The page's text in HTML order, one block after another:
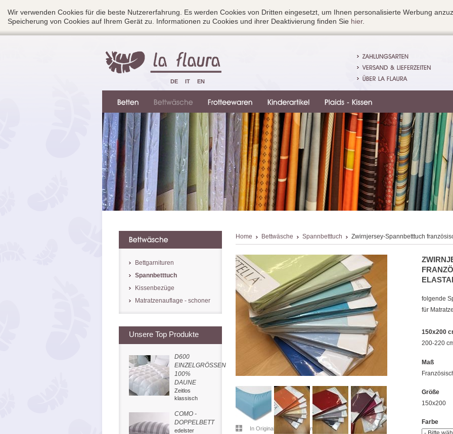
Wir verwenden Cookies für die beste Nutzererfahrung. Es werden Cookies von Dritten eingesetzt, um Ihnen personalisierte Werbung
Speicherung von Cookies auf Ihrem Gerät zu. Informationen zu Cookies und ihrer Deaktivierung finden Sie hier.
Home Bettwäsche Spannbetttuch Zwirnjersey-Spannbetttuch
folgende
für
150x200
200-220
Maß
Größe
150x200
Farbe
In Originalgröße anzeigen
Bettgarnituren
Spannbetttuch
Kissenbezüge
Matratzenauflage - schoner
Unsere Top Produkte
D600
EINZELGRÖSSEN
100%
DAUNE
Zeitlos
klassisch
COMO -
DOPPELBETT
edelster
DE IT EN